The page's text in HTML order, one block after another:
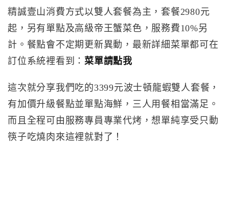
精誠壹山消費方式以雙人套餐為主，套餐2980元
起，另有單點及高級帝王蟹菜色，服務費10%另
計。餐點會不定期更新異動，最新詳細菜單都可在
訂位系統裡看到： 菜單請點我
這次就分享我們吃的3399元波士頓龍蝦雙人套餐，
有加價升級餐點並單點海鮮，三人用餐相當滿足。
而且全程可由服務專員專業代烤，想單純享受只動
筷子吃燒肉來這裡就對了！